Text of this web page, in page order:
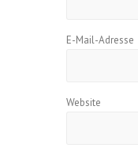
E-Mail-Adresse
Website